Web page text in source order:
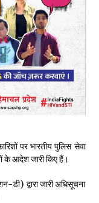
बड़ी गति, 378.48 करोड़ की लागत
में शूराला में वृक्षारोपण
ई-श्रम पोर्टल पर पंजीकरण
पर भारतीय पुलिस सेवा
के आदेश जारी किए हैं।
डी) द्वारा जारी अधिसूचना